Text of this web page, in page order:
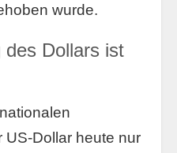
wurde.
des Dollars ist
Dollar heute nur